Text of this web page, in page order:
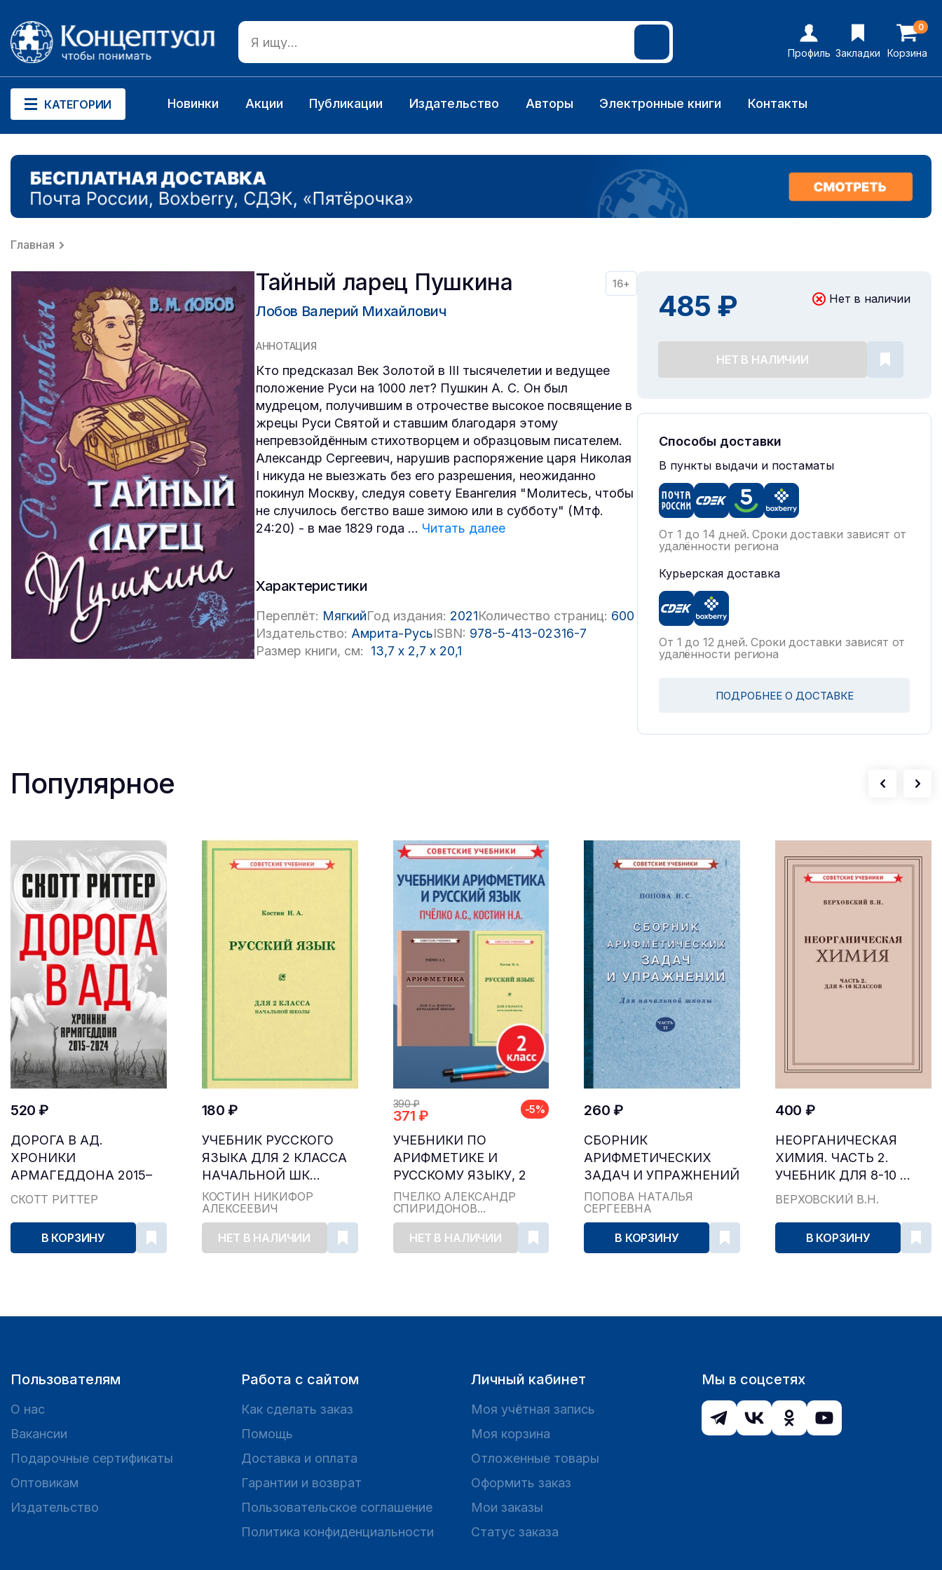
Профиль Закладки
0
Корзина
КАТЕГОРИИ Новинки Акции Публикации Издательство Авторы Электронные книги Контакты
Главная
Тайный ларец Пушкина 16+
Лобов Валерий Михайлович
АННОТАЦИЯ
Кто предсказал Век Золотой в III тысячелетии и ведущее
положение Руси на 1000 лет? Пушкин А. С. Он был
мудрецом, получившим в отрочестве высокое посвящение в
жрецы Руси Святой и ставшим благодаря этому
непревзойдённым стихотворцем и образцовым писателем.
Александр Сергеевич, нарушив распоряжение царя Николая
I никуда не выезжать без его разрешения, неожиданно
покинул Москву, следуя совету Евангелия "Молитесь, чтобы
не случилось бегство ваше зимою или в субботу" (Мтф.
24:20) - в мае 1829 года ... Читать далее
Характеристики
Переплёт: МягкийГод издания: 2021Количество страниц: 600
Издательство: Амрита-РусьISBN: 978-5-413-02316-7
Размер книги, см:
13,7 x 2,7 x 20,1
485 ₽ Нет в наличии
НЕТ В НАЛИЧИИ
Способы доставки
В пункты выдачи и постаматы
От 1 до 14 дней. Сроки доставки зависят от
удалённости региона
Курьерская доставка
От 1 до 12 дней. Сроки доставки зависят от
удалённости региона
ПОДРОБНЕЕ О ДОСТАВКЕ
Популярное
520 ₽
ДОРОГА В АД.
ХРОНИКИ
АРМАГЕДДОНА 2015–
2024
СКОТТ РИТТЕР
В КОРЗИНУ
180 ₽
УЧЕБНИК РУССКОГО
ЯЗЫКА ДЛЯ 2 КЛАССА
НАЧАЛЬНОЙ ШК...
КОСТИН НИКИФОР
АЛЕКСЕЕВИЧ
НЕТ В НАЛИЧИИ
390 ₽
371 ₽ -5%
УЧЕБНИКИ ПО
АРИФМЕТИКЕ И
РУССКОМУ ЯЗЫКУ, 2
КЛАСС...
ПЧЁЛКО АЛЕКСАНДР
СПИРИДОНОВ...
НЕТ В НАЛИЧИИ
260 ₽
СБОРНИК
АРИФМЕТИЧЕСКИХ
ЗАДАЧ И УПРАЖНЕНИЙ
ДЛЯ НА...
ПОПОВА НАТАЛЬЯ
СЕРГЕЕВНА
В КОРЗИНУ
400 ₽
НЕОРГАНИЧЕСКАЯ
ХИМИЯ. ЧАСТЬ 2.
УЧЕБНИК ДЛЯ 8-10 ...
ВЕРХОВСКИЙ В.Н.
В КОРЗИНУ
Пользователям
О нас
Вакансии
Подарочные сертификаты
Оптовикам
Издательство
Работа с сайтом
Как сделать заказ
Помощь
Доставка и оплата
Гарантии и возврат
Пользовательское соглашение
Политика конфиденциальности
Личный кабинет
Моя учётная запись
Моя корзина
Отложенные товары
Оформить заказ
Мои заказы
Статус заказа
Мы в соцсетях